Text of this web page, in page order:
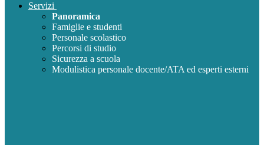
Servizi
Panoramica
Famiglie e studenti
Personale scolastico
Percorsi di studio
Sicurezza a scuola
Modulistica personale docente/ATA ed esperti esterni